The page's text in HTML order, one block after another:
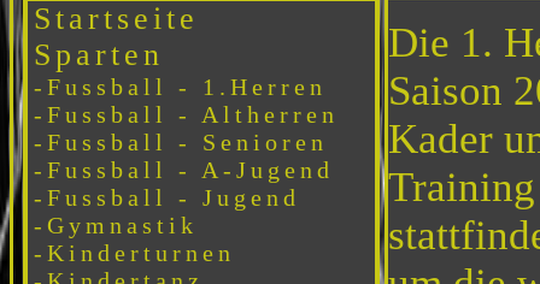
Die 1.
Saison
Kader
Startseite
Sparten
-Fussball - 1.Herren
-Fussball - Altherren
-Fussball - Senioren
-Fussball - A-Jugend
-Fussball - Jugend
-Gymnastik
-Kinderturnen